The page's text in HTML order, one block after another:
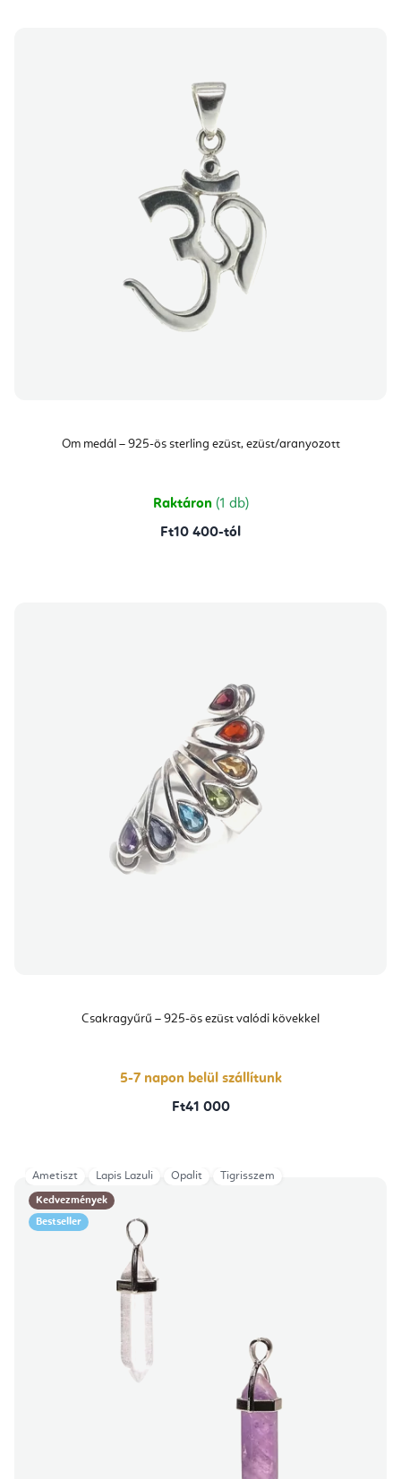
Om medál – 925-ös sterling ezüst, ezüst/aranyozott
Raktáron (1 db)
Ft10 400-tól
Csakragyűrű – 925-ös ezüst valódi kövekkel
5-7 napon belül szállítunk
Ft41 000
Kedvezmények
Bestseller
Ametiszt Lapis Lazuli Opalit Tigrisszem